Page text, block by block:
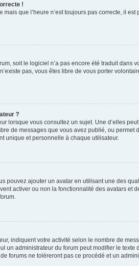
!
que l’heure n’est toujours pas correcte, il
soit le logiciel n’a pas encore été traduit
pas, vous êtes libre de vous porter
?
lorsque vous consultez un sujet. Une d’elles
de messages que vous avez publié, ou
unique et personnelle à chaque utilisateur.
pouvez ajouter un avatar en utilisant une des
activer ou non la fonctionnalité des avatars
indiquent votre activité selon le nombre de
un administrateur du forum peut modifier le
forums ne toléreront pas ce procédé et un